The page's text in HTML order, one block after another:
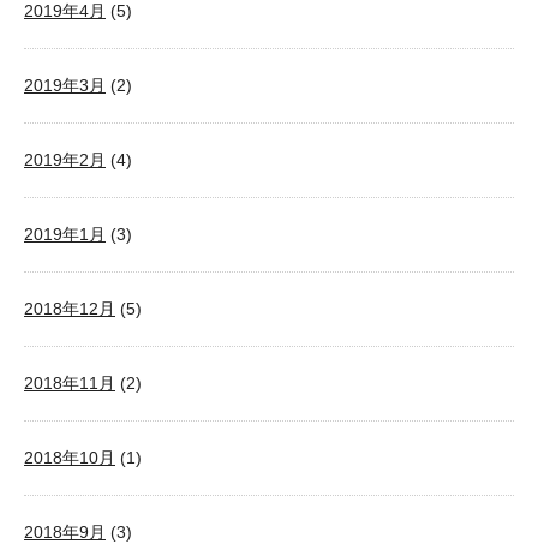
2019年4月 (5)
2019年3月 (2)
2019年2月 (4)
2019年1月 (3)
2018年12月 (5)
2018年11月 (2)
2018年10月 (1)
2018年9月 (3)